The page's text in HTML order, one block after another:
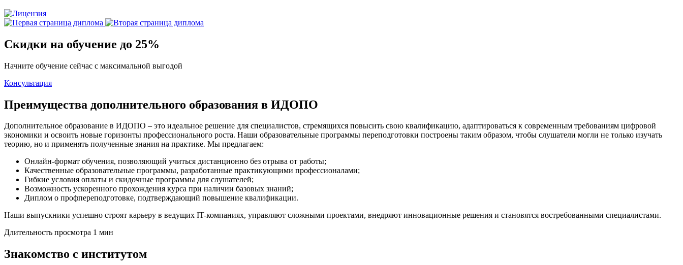
Скидки на обучение до 25%
Начните обучение сейчас с максимальной выгодой
Консультация
Преимущества дополнительного образования в ИДОПО
Дополнительное образование в ИДОПО – это идеальное решение для специалистов, стремящихся повысить свою квалификацию, адаптироваться к современным требованиям цифровой
экономики и освоить новые горизонты профессионального роста. Наши образовательные программы переподготовки построены таким образом, чтобы слушатели могли не только изучать
теорию, но и применять полученные знания на практике. Мы предлагаем:
Онлайн-формат обучения, позволяющий учиться дистанционно без отрыва от работы;
Качественные образовательные программы, разработанные практикующими профессионалами;
Гибкие условия оплаты и скидочные программы для слушателей;
Возможность ускоренного прохождения курса при наличии базовых знаний;
Диплом о профпереподготовке, подтверждающий повышение квалификации.
Наши выпускники успешно строят карьеру в ведущих IT-компаниях, управляют сложными проектами, внедряют инновационные решения и становятся востребованными специалистами.
Длительность просмотра 1 мин
Знакомство с институтом